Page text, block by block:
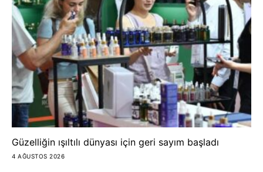
Güzelliğin ışıltılı dünyası için geri sayım başladı
4 AĞUSTOS 2026